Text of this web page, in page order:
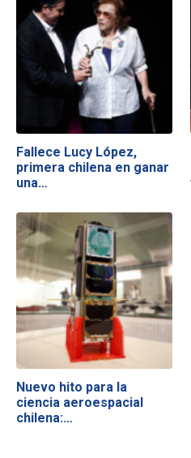
Fallece Lucy López,
primera chilena en ganar
una…
Nuevo hito para la
ciencia aeroespacial
chilena:…